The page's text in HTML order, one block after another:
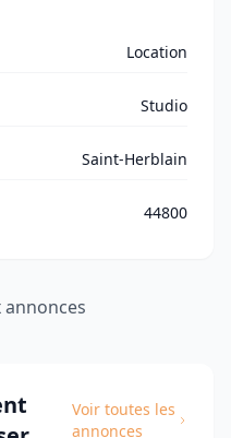
Location
Studio
Saint-Herblain
44800
annonces
Voir toutes les
annonces